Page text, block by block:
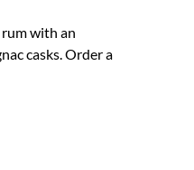
with an
casks. Order a